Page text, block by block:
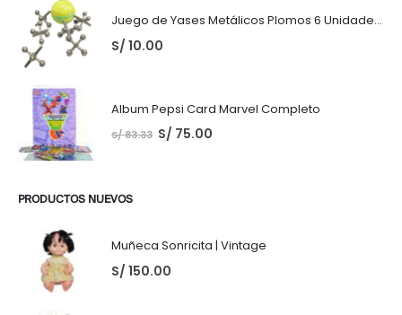
Juego de Yases Metálicos Plomos 6 Unidades + Pelota de Goma (En Bolsita Lista para Regalar)
S/ 10.00
Album Pepsi Card Marvel Completo
S/83.33 S/ 75.00
PRODUCTOS NUEVOS
Muñeca Sonricita | Vintage
S/ 150.00